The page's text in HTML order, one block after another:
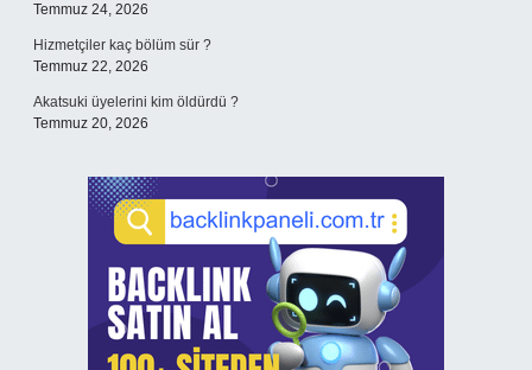
Temmuz 24, 2026
Hizmetçiler kaç bölüm sür ?
Temmuz 22, 2026
Akatsuki üyelerini kim öldürdü ?
Temmuz 20, 2026